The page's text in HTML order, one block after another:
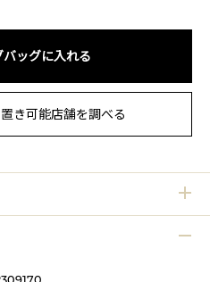
ッグに入れる
き可能店舗を調べる